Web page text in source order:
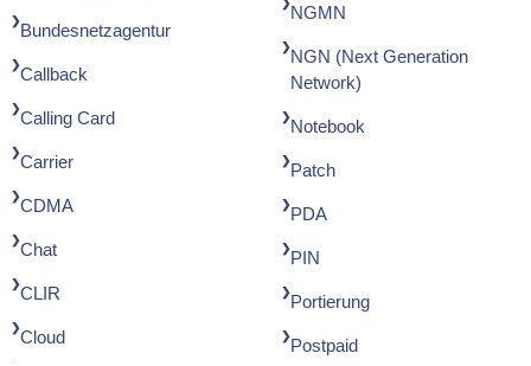
Bundesnetzagentur
Callback
Calling Card
Carrier
CDMA
Chat
CLIR
Cloud
NGMN
NGN (Next Generation
Network)
Notebook
Patch
PDA
PIN
Portierung
Postpaid